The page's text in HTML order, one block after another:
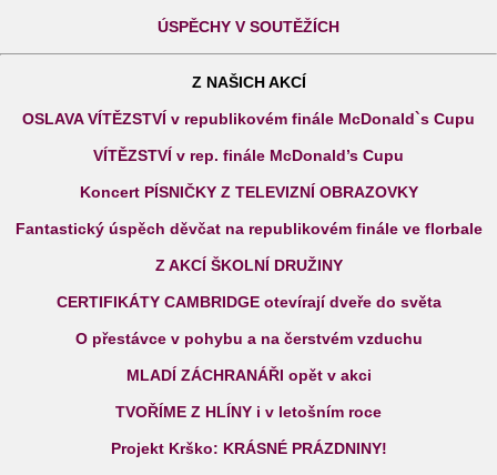
ÚSPĚCHY V SOUTĚŽÍCH
Z NAŠICH AKCÍ
OSLAVA VÍTĚZSTVÍ v republikovém finále McDonald`s Cupu
VÍTĚZSTVÍ v rep. finále McDonald’s Cupu
Koncert PÍSNIČKY Z TELEVIZNÍ OBRAZOVKY
Fantastický úspěch děvčat na republikovém finále ve florbale
Z AKCÍ ŠKOLNÍ DRUŽINY
CERTIFIKÁTY CAMBRIDGE otevírají dveře do světa
O přestávce v pohybu a na čerstvém vzduchu
MLADÍ ZÁCHRANÁŘI opět v akci
TVOŘÍME Z HLÍNY i v letošním roce
Projekt Krško: KRÁSNÉ PRÁZDNINY!